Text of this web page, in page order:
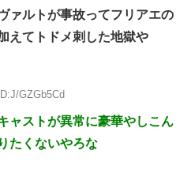
ァルトが事故ってフリアエの
えてトドメ刺した地獄や
GZGb5Cd
ャストが異常に豪華やしこん
たくないやろな